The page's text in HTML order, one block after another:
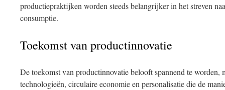
productiepraktijken worden steeds belangrijker in het streven
consumptie.
Toekomst van productinnovatie
De toekomst van productinnovatie belooft spannend te
technologieën, circulaire economie en personalisatie die de